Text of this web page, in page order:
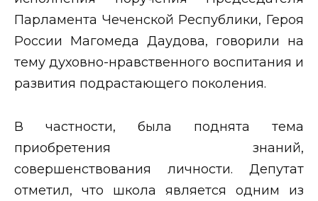
Парламента Чеченской Республики, Героя
России Магомеда Даудова, говорили на
тему духовно-нравственного воспитания и
развития подрастающего поколения.
В частности, была поднята тема
приобретения знаний,
совершенствования личности. Депутат
отметил, что школа является одним из